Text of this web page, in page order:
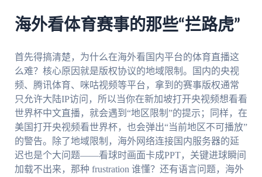
海外看体育赛事的那些“拦路虎”
首先得搞清楚，为什么在海外看国内平台的体育直播这
么难？核心原因就是版权协议的地域限制。国内的央视
频、腾讯体育、咪咕视频等平台，拿到的赛事版权通常
只允许大陆IP访问，所以当你在新加坡打开央视频想看看
世界杯中文直播，就会遇到“地区限制”的提示；同样，在
美国打开央视频看世界杯，也会弹出“当前地区不可播放”
的警告。除了地域限制，海外网络连接国内服务器的延
迟也是个大问题——看球时画面卡成PPT，关键进球瞬间
加载不出来，那种 frustration 谁懂？还有语言问题，海外